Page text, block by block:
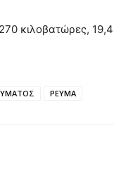
κιλοβατώρες,
ΡΕΥΜΑ